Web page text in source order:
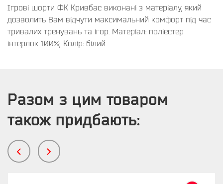
Ігрові шорти ФК Кривбас виконані з матеріалу, який
дозволить Вам відчути максимальний комфорт під час
тривалих тренувань та ігор. Матеріал: поліестер
інтерлок 100%; Колір: білий.
Разом з цим товаром
також придбають: